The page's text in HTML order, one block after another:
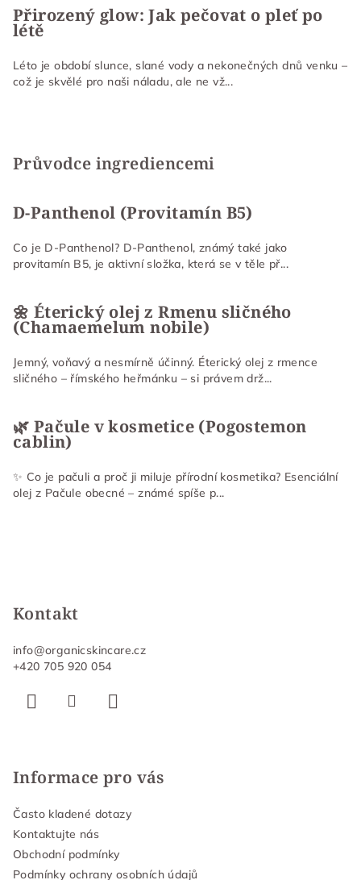
u
Přirozený glow: Jak pečovat o pleť po
létě
Léto je období slunce, slané vody a nekonečných dnů venku –
což je skvělé pro naši náladu, ale ne vž...
Průvodce ingrediencemi
D-Panthenol (Provitamín B5)
Co je D-Panthenol? D-Panthenol, známý také jako
provitamín B5, je aktivní složka, která se v těle př...
🌼 Éterický olej z Rmenu sličného
(Chamaemelum nobile)
Jemný, voňavý a nesmírně účinný. Éterický olej z rmence
sličného – římského heřmánku – si právem drž...
🌿 Pačule v kosmetice (Pogostemon
cablin)
✨ Co je pačuli a proč ji miluje přírodní kosmetika? Esenciální
olej z Pačule obecné – známé spíše p...
Kontakt
info@organicskincare.cz
+420 705 920 054
Informace pro vás
Často kladené dotazy
Kontaktujte nás
Obchodní podmínky
Podmínky ochrany osobních údajů